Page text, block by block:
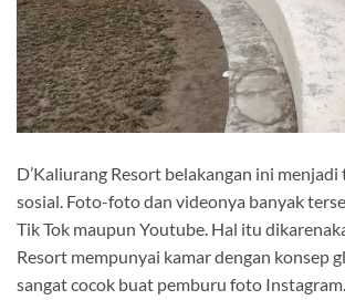
D’Kaliurang Resort belakangan ini
sosial. Foto-foto dan videonya banyak
Tik Tok maupun Youtube. Hal itu
Resort mempunyai kamar dengan konsep
sangat cocok buat pemburu foto